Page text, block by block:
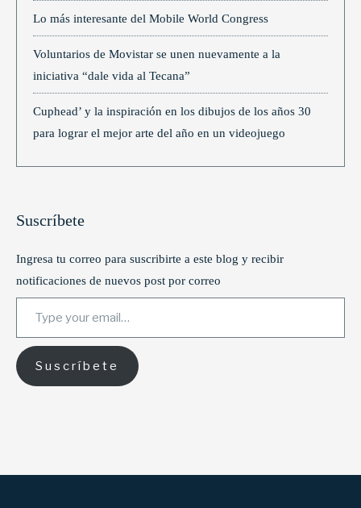
Lo más interesante del Mobile World Congress
Voluntarios de Movistar se unen nuevamente a la
iniciativa “dale vida al Tecana”
Cuphead’ y la inspiración en los dibujos de los años 30
para lograr el mejor arte del año en un videojuego
Suscríbete
Ingresa tu correo para suscribirte a este blog y recibir
notificaciones de nuevos post por correo
Type your email…
Suscríbete